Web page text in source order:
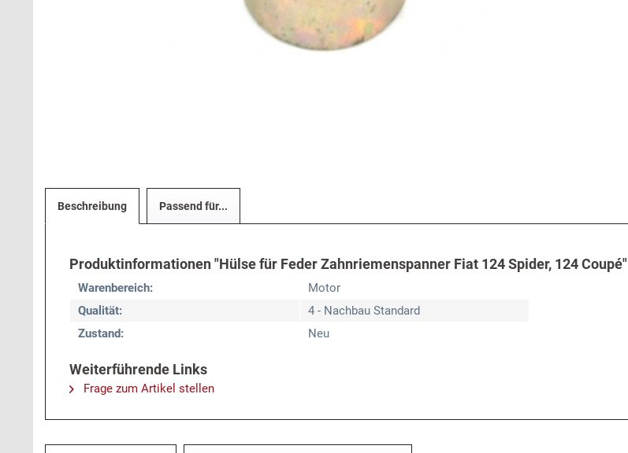
Beschreibung Passend für...
Produktinformationen "Hülse für Feder Zahnriemenspanner Fiat 124 Spider, 124 Coupé"
Warenbereich:
Motor
Qualität:
4 - Nachbau Standard
Zustand:
Neu
Weiterführende Links
Frage zum Artikel stellen